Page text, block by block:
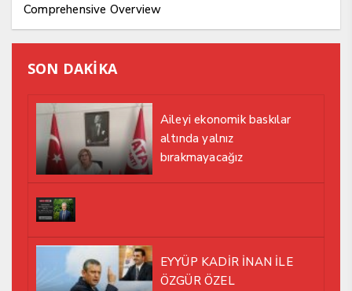
Comprehensive Overview
SON DAKİKA
Aileyi ekonomik baskılar
altında yalnız
bırakmayacağız
EYYÜP KADİR İNAN İLE
ÖZGÜR ÖZEL